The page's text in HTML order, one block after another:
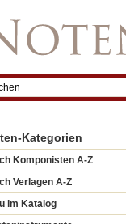
Kategorien
Komponisten A-Z
Verlagen A-Z
im Katalog